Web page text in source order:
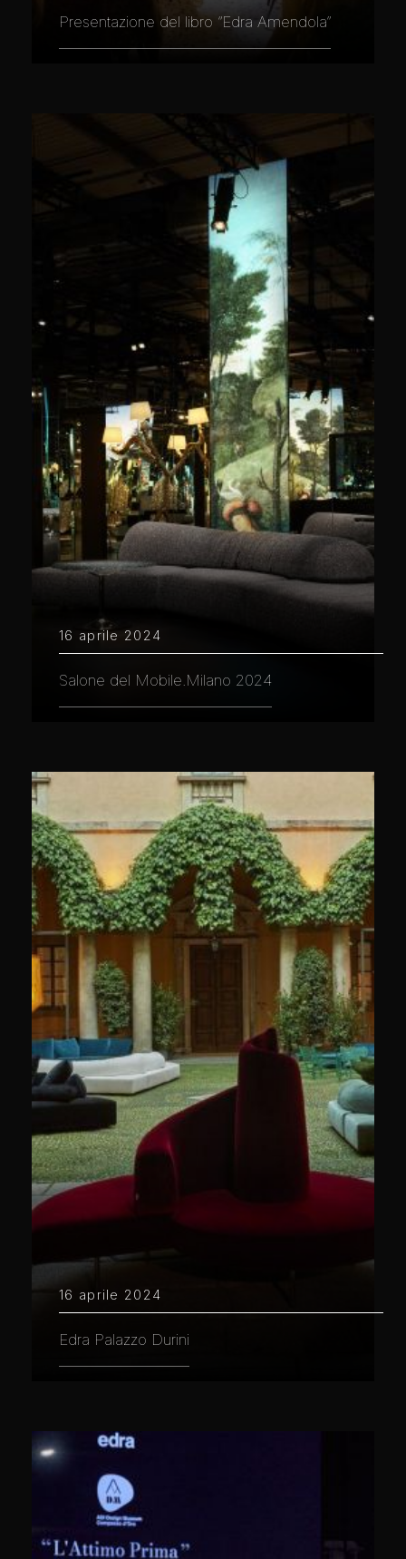
Presentazione del libro “Edra Amendola”
16 aprile 2024
Salone del Mobile.Milano 2024
16 aprile 2024
Edra Palazzo Durini